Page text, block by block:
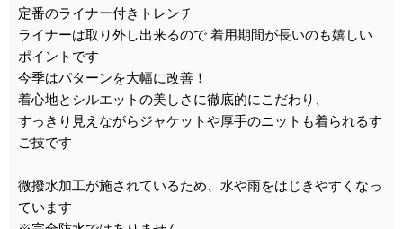
定番のライナー付きトレンチ
ライナーは取り外し出来るので 着用期間が長いのも嬉しい
ポイントです
今季はパターンを大幅に改善！
着心地とシルエットの美しさに徹底的にこだわり、
すっきり見えながらジャケットや厚手のニットも着られるす
ご技です
微撥水加工が施されているため、水や雨をはじきやすくなっ
ています